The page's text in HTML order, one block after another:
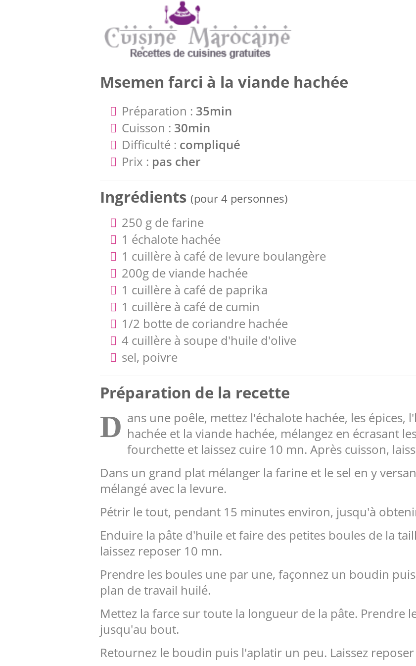
Msemen farci à la viande hachée
Préparation : 35min
Cuisson : 30min
Difficulté : compliqué
Prix : pas cher
Ingrédients (pour 4 personnes)
250 g de farine
1 échalote hachée
1 cuillère à café de levure boulangère
200g de viande hachée
1 cuillère à café de paprika
1 cuillère à café de cumin
1/2 botte de coriandre hachée
4 cuillère à soupe d'huile d'olive
sel, poivre
Préparation de la recette
D ans une poêle, mettez l'échalote hachée, les épices,
hachée et la viande hachée, mélangez en écrasant
fourchette et laissez cuire 10 mn. Après cuisson,
Dans un grand plat mélanger la farine et le sel en y
mélangé avec la levure.
Pétrir le tout, pendant 15 minutes environ, jusqu'à
Enduire la pâte d'huile et faire des petites boules de la
laissez reposer 10 mn.
Prendre les boules une par une, façonnez un boudin
plan de travail huilé.
Mettez la farce sur toute la longueur de la pâte. Prendre
jusqu'au bout.
Retournez le boudin puis l'aplatir un peu. Laissez